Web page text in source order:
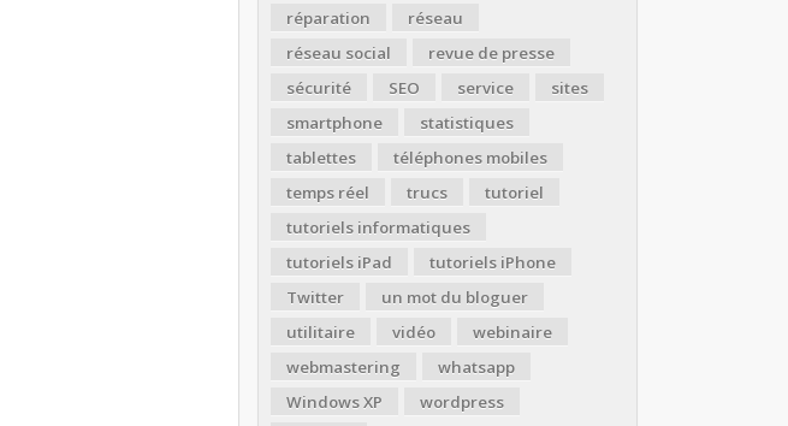
réparation
réseau
réseau social
revue de presse
sécurité
SEO service
sites
smartphone
statistiques
tablettes
téléphones mobiles
temps réel
trucs
tutoriel
tutoriels informatiques
tutoriels iPad
tutoriels iPhone
Twitter
un mot du bloguer
utilitaire
vidéo
webinaire
webmastering
whatsapp
Windows XP
wordpress